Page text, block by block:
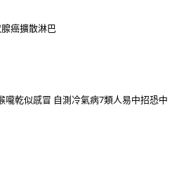
癌擴散淋巴
乾似感冒 自測冷氣病7類人易中招恐中